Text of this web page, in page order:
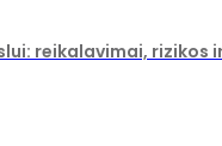
reikalavimai, rizikos